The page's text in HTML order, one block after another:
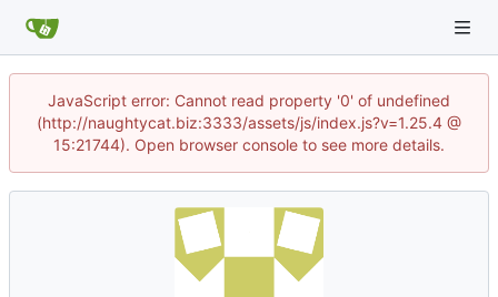
JavaScript error: Cannot read property '0' of undefined
(http://naughtycat.biz:3333/assets/js/index.js?v=1.25.4 @
15:21744). Open browser console to see more details.